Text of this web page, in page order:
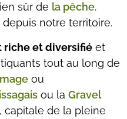
sûr de la pêche.
notre territoire.
riche et diversifié et
tout au long de
ou
ou la Gravel
capitale de la pleine